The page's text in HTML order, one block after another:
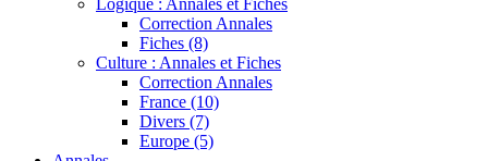
Logique : Annales et Fiches
Correction Annales
Fiches (8)
Culture : Annales et Fiches
Correction Annales
France (10)
Divers (7)
Europe (5)